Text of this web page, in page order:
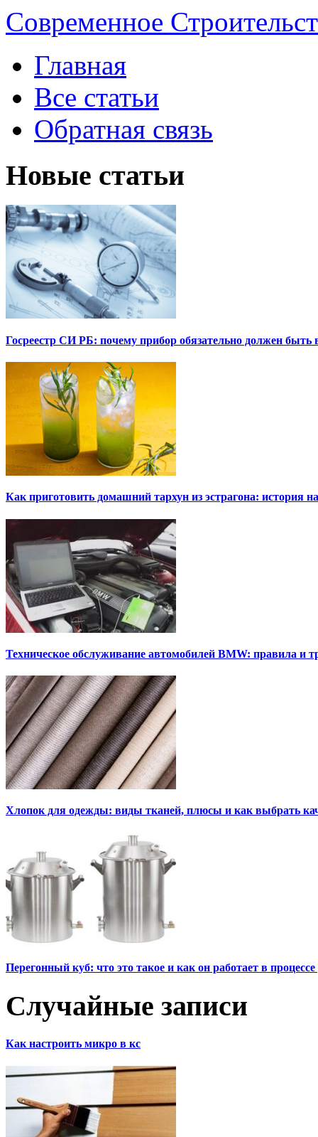
Современное
Главная
Все статьи
Обратная связь
Новые статьи
Госреестр СИ РБ: почему прибор обязательно должен быть
Как приготовить домашний тархун из эстрагона: история
Техническое обслуживание автомобилей BMW: правила и
Хлопок для одежды: виды тканей, плюсы и как выбрать
Перегонный куб: что это такое и как он работает в
Случайные записи
Как настроить микро в кс